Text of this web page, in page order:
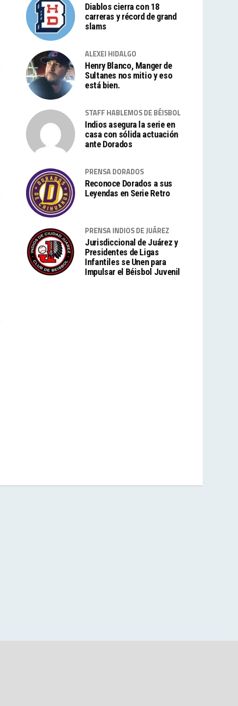
Diablos cierra con 18
carreras y récord de grand
slams
ALEXEI HIDALGO
Henry Blanco, Manger de
Sultanes nos mitio y eso
está bien.
STAFF HABLEMOS DE BÉISBOL
Indios asegura la serie en
casa con sólida actuación
ante Dorados
PRENSA DORADOS
Reconoce Dorados a sus
Leyendas en Serie Retro
PRENSA INDIOS DE JUÁREZ
Jurisdiccional de Juárez y
Presidentes de Ligas
Infantiles se Unen para
Impulsar el Béisbol Juvenil